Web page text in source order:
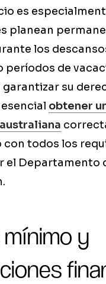
es
planean
los
períodos de
garantizar su
obtener
con todos los
el Departamento
y